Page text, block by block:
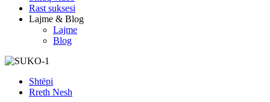
Rast suksesi
Lajme & Blog
Lajme
Blog
Shtëpi
Rreth Nesh